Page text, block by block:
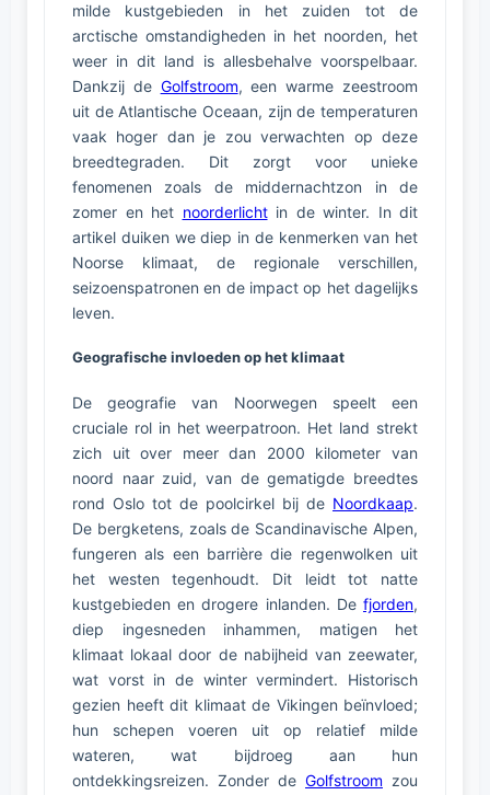
milde kustgebieden in het zuiden tot de
arctische omstandigheden in het noorden, het
weer in dit land is allesbehalve voorspelbaar.
Dankzij de Golfstroom, een warme zeestroom
uit de Atlantische Oceaan, zijn de temperaturen
vaak hoger dan je zou verwachten op deze
breedtegraden. Dit zorgt voor unieke
fenomenen zoals de middernachtzon in de
zomer en het noorderlichtin de winter. In dit
artikel duiken we diep in de kenmerken van het
Noorse klimaat, de regionale verschillen,
seizoenspatronen en de impact op het dagelijks
leven.
Geografische invloeden op het klimaat
De geografie van Noorwegen speelt een
cruciale rol in het weerpatroon. Het land strekt
zich uit over meer dan 2000 kilometer van
noord naar zuid, van de gematigde breedtes
rond Oslo tot de poolcirkel bij de Noordkaap.
De bergketens, zoals de Scandinavische Alpen,
fungeren als een barrière die regenwolken uit
het westen tegenhoudt. Dit leidt tot natte
kustgebieden en drogere inlanden. De fjorden,
diep ingesneden inhammen, matigen het
klimaat lokaal door de nabijheid van zeewater,
wat vorst in de winter vermindert. Historisch
gezien heeft dit klimaat de Vikingen beïnvloed;
hun schepen voeren uit op relatief milde
wateren, wat bijdroeg aan hun
ontdekkingsreizen. Zonder de Golfstroom zou